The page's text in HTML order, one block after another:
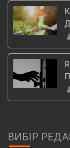
ВИБІР